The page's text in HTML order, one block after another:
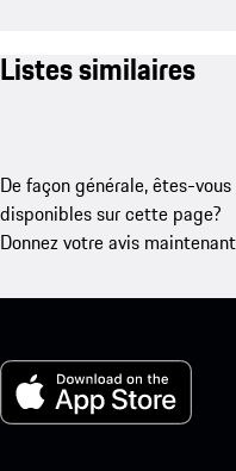
Listes similaires
De façon générale, êtes-
disponibles sur cette page?
Donnez votre avis maintenant